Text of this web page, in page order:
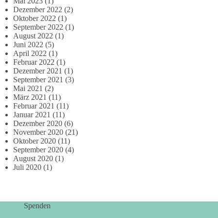
Dezember 2022 (2)
Oktober 2022 (1)
September 2022 (1)
August 2022 (1)
Juni 2022 (5)
April 2022 (1)
Februar 2022 (1)
Dezember 2021 (1)
September 2021 (3)
Mai 2021 (2)
März 2021 (11)
Februar 2021 (11)
Januar 2021 (11)
Dezember 2020 (6)
November 2020 (21)
Oktober 2020 (11)
September 2020 (4)
August 2020 (1)
Juli 2020 (1)
Spenden